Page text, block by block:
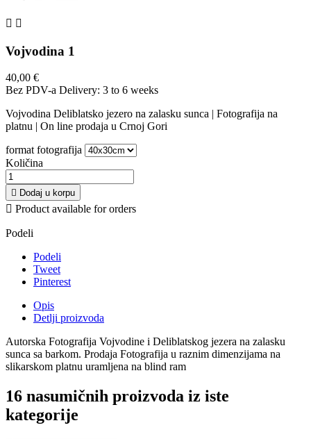
 
Vojvodina 1
40,00 €
Bez PDV-a Delivery: 3 to 6 weeks
Vojvodina Deliblatsko jezero na zalasku sunca | Fotografija na
platnu | On line prodaja u Crnoj Gori
format fotografija
Količina
 Dodaj u korpu
 Product available for orders
Podeli
Podeli
Tweet
Pinterest
Opis
Detlji proizvoda
Autorska Fotografija Vojvodine i Deliblatskog jezera na zalasku
sunca sa barkom. Prodaja Fotografija u raznim dimenzijama na
slikarskom platnu uramljena na blind ram
16 nasumičnih proizvoda iz iste
kategorije